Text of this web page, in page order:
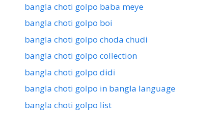
bangla choti golpo baba meye
bangla choti golpo boi
bangla choti golpo choda chudi
bangla choti golpo collection
bangla choti golpo didi
bangla choti golpo in bangla language
bangla choti golpo list